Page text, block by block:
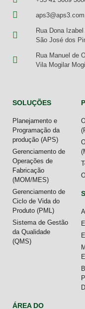
Rua Dona
São José dos
Rua Manuel de
Vila Mogilar
SOLUÇÕES
Planejamento e
Programação da
produção (APS)
Gerenciamento de
Operações de
Fabricação
(MOM/MES)
Gerenciamento de
Ciclo de Vida do
Produto (PML)
Sistema de Gestão
da Qualidade
(QMS)
ÁREA DO